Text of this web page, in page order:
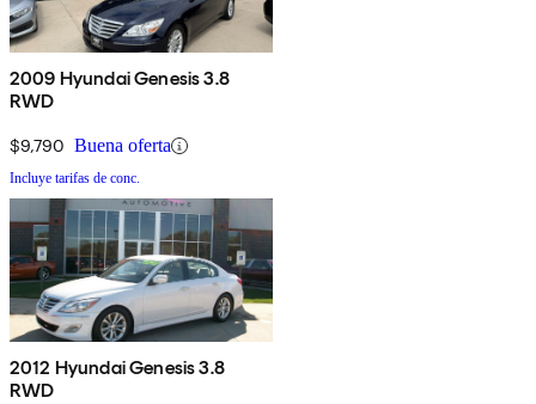
2009 Hyundai Genesis 3.8
RWD
$9,790 Buena oferta
Incluye tarifas de conc.
2012 Hyundai Genesis 3.8
RWD